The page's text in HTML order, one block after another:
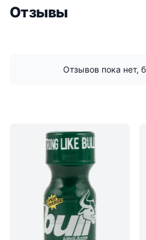
Отзывы
Отзывов пока нет,